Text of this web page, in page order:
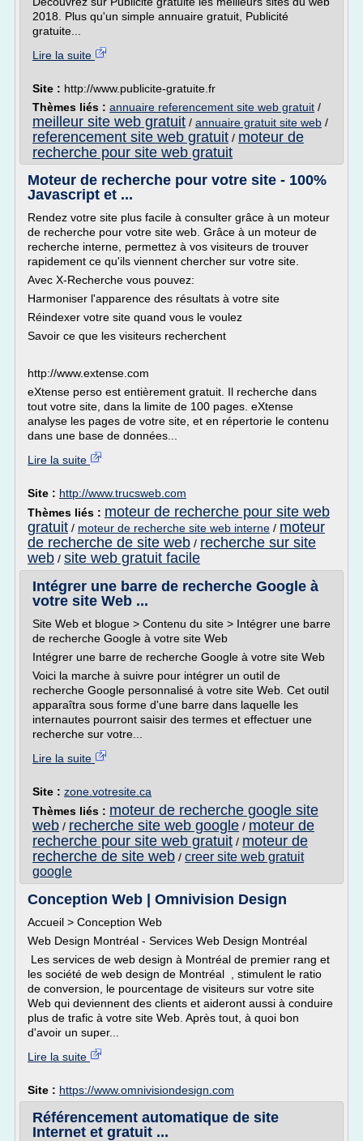
2018. Plus qu'un simple annuaire gratuit, Publicité
gratuite...
Lire la suite
Site : http://www.publicite-gratuite.fr
Thèmes liés : annuaire referencement site web gratuit /
meilleur site web gratuit / annuaire gratuit site web /
referencement site web gratuit / moteur de
recherche pour site web gratuit
Moteur de recherche pour votre site - 100%
Javascript et ...
Rendez votre site plus facile à consulter grâce à un moteur
de recherche pour votre site web. Grâce à un moteur de
recherche interne, permettez à vos visiteurs de trouver
rapidement ce qu'ils viennent chercher sur votre site.
Avec X-Recherche vous pouvez:
Harmoniser l'apparence des résultats à votre site
Réindexer votre site quand vous le voulez
Savoir ce que les visiteurs recherchent
http://www.extense.com
eXtense perso est entièrement gratuit. Il recherche dans
tout votre site, dans la limite de 100 pages. eXtense
analyse les pages de votre site, et en répertorie le contenu
dans une base de données...
Lire la suite
Site : http://www.trucsweb.com
Thèmes liés : moteur de recherche pour site web
gratuit / moteur de recherche site web interne / moteur
de recherche de site web / recherche sur site
web / site web gratuit facile
Intégrer une barre de recherche Google à
votre site Web ...
Site Web et blogue > Contenu du site > Intégrer une barre
de recherche Google à votre site Web
Intégrer une barre de recherche Google à votre site Web
Voici la marche à suivre pour intégrer un outil de
recherche Google personnalisé à votre site Web. Cet outil
apparaîtra sous forme d'une barre dans laquelle les
internautes pourront saisir des termes et effectuer une
recherche sur votre...
Lire la suite
Site : zone.votresite.ca
Thèmes liés : moteur de recherche google site
web / recherche site web google / moteur de
recherche pour site web gratuit / moteur de
recherche de site web / creer site web gratuit
google
Conception Web | Omnivision Design
Accueil > Conception Web
Web Design Montréal - Services Web Design Montréal
Les services de web design à Montréal de premier rang et
les société de web design de Montréal , stimulent le ratio
de conversion, le pourcentage de visiteurs sur votre site
Web qui deviennent des clients et aideront aussi à conduire
plus de trafic à votre site Web. Après tout, à quoi bon
d'avoir un super...
Lire la suite
Site : https://www.omnivisiondesign.com
Référencement automatique de site
Internet et gratuit ...